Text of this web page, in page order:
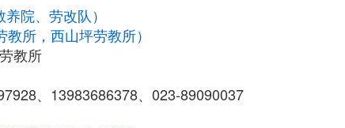
院、劳改队）
所，西山坪劳教所）
教所
、13983686378、023-89090037